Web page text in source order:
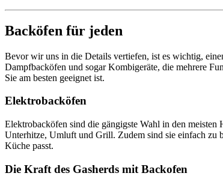
Backöfen für jeden
Bevor wir uns in die Details vertiefen, ist es wichtig,
Dampfbacköfen und sogar Kombigeräte, die mehrere
Sie am besten geeignet ist.
Elektrobacköfen
Elektrobacköfen sind die gängigste Wahl in den
Unterhitze, Umluft und Grill. Zudem sind sie einfach zu
Küche passt.
Die Kraft des Gasherds mit Backofen